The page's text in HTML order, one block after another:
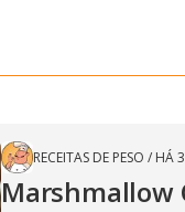
RECEITAS DE PESO / HÁ
Marshmallow